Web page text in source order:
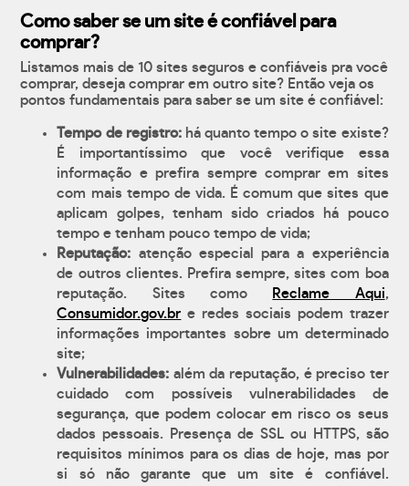
Como saber se um site é confiável para
comprar?
Listamos mais de 10 sites seguros e confiáveis pra você
comprar, deseja comprar em outro site? Então veja os
pontos fundamentais para saber se um site é confiável:
Tempo de registro:há quanto tempo o site existe?
É importantíssimo que você verifique essa
informação e prefira sempre comprar em sites
com mais tempo de vida. É comum que sites que
aplicam golpes, tenham sido criados há pouco
tempo e tenham pouco tempo de vida;
Reputação: atenção especial para a experiência
de outros clientes. Prefira sempre, sites com boa
reputação. Sites como
Reclame Aqui,
Consumidor.gov.br e redes sociais podem trazer
informações importantes sobre um determinado
site;
Vulnerabilidades: além da reputação, é preciso ter
cuidado com possíveis vulnerabilidades de
segurança, que podem colocar em risco os seus
dados pessoais. Presença de SSL ou HTTPS, são
requisitos mínimos para os dias de hoje, mas por
si só não garante que um site é confiável.